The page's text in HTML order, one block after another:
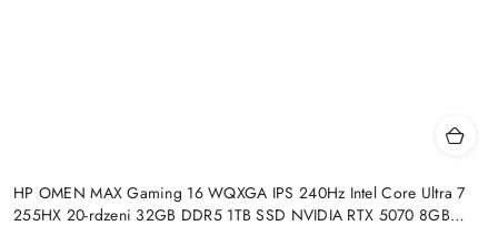
HP OMEN MAX Gaming 16 WQXGA IPS 240Hz Intel Core Ultra 7
255HX 20-rdzeni 32GB DDR5 1TB SSD NVIDIA RTX 5070 8GB